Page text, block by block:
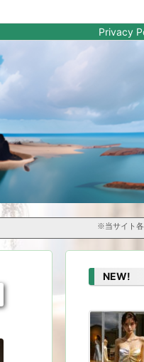
Privacy
※当サイト
NEW!